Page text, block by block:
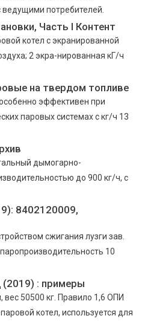
потребителей.
Часть I Контент
котел с экранированной
2 экра-нированная кГ/ч
на твердом топливе
эффективен при
паровых системах с кг/ч 13
дымогарно-
до 900 кг/ч, с
8402120009,
сжигания лузги зав.
10
: примеры
50500 кг. Правило 1,6 ОПИ
котел, используется для